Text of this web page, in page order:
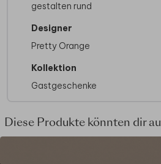
gestalten rund
Designer
Pretty Orange
Kollektion
Gastgeschenke
Diese Produkte könnten dir